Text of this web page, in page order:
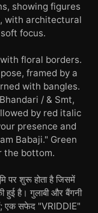
showing figures
with architectural
focus.
floral borders.
framed by a
with bangles.
/ & Smt,
by red italic
presence and
Babaji." Green
the bottom.
पर शुरू होता है जिसमें
हुई है। गुलाबी और बैंगनी
हैं; एक सफेद "VRIDDIE"